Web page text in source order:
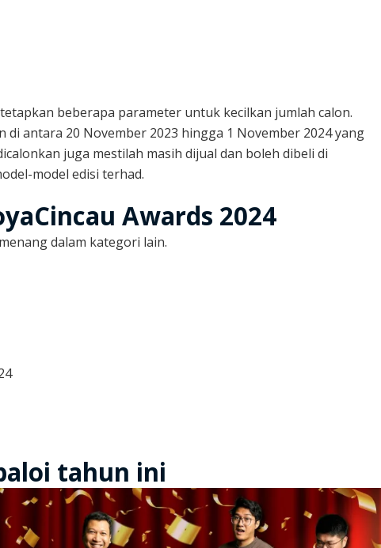
beberapa parameter untuk kecilkan jumlah calon.
di antara 20 November 2023 hingga 1 November 2024 yang
juga mestilah masih dijual dan boleh dibeli di
model edisi terhad.
Awards 2024
dalam kategori lain.
tahun ini